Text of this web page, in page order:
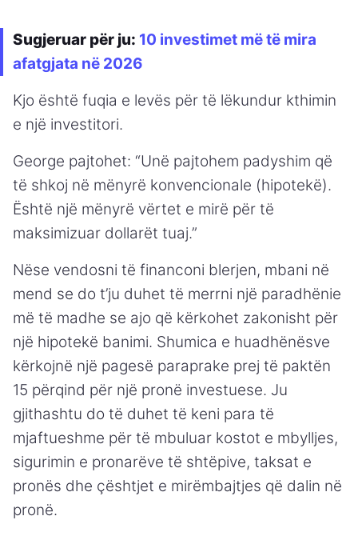
Sugjeruar për ju: 10 investimet më të mira
afatgjata në 2026
Kjo është fuqia e levës për të lëkundur kthimin
e një investitori.
George pajtohet: “Unë pajtohem padyshim që
të shkoj në mënyrë konvencionale (hipotekë).
Është një mënyrë vërtet e mirë për të
maksimizuar dollarët tuaj.”
Nëse vendosni të financoni blerjen, mbani në
mend se do t’ju duhet të merrni një paradhënie
më të madhe se ajo që kërkohet zakonisht për
një hipotekë banimi. Shumica e huadhënësve
kërkojnë një pagesë paraprake prej të paktën
15 përqind për një pronë investuese. Ju
gjithashtu do të duhet të keni para të
mjaftueshme për të mbuluar kostot e mbylljes,
sigurimin e pronarëve të shtëpive, taksat e
pronës dhe çështjet e mirëmbajtjes që dalin në
pronë.